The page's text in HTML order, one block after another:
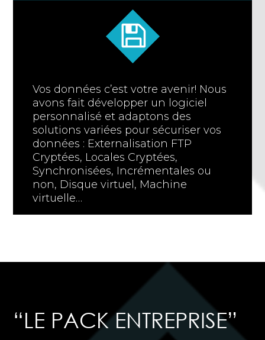
Vos données c’est votre avenir! Nous
avons fait développer un logiciel
personnalisé et adaptons des
solutions variées pour sécuriser vos
données : Externalisation FTP
Cryptées, Locales Cryptées,
Synchronisées, Incrémentales ou
non, Disque virtuel, Machine
virtuelle…
“LE PACK ENTREPRISE”